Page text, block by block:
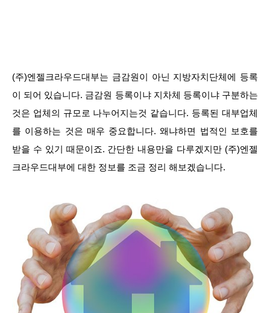
(주)엔젤크라우드대부는 금감원이 아닌 지방자치단체에 등록
이 되어 있습니다. 금감원 등록이냐 지차체 등록이냐 구분하는
것은 업체의 규모로 나누어지는것 같습니다. 등록된 대부업체
를 이용하는 것은 매우 중요합니다. 왜냐하면 법적인 보호를
받을 수 있기 때문이죠. 간단한 내용만을 다루겠지만 (주)엔젤
크라우드대부에 대한 정보를 조금 정리 해보겠습니다.